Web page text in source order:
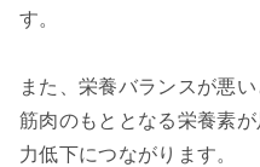
す。
また、栄養バランスが悪
筋肉のもととなる栄養素
力低下につながります。